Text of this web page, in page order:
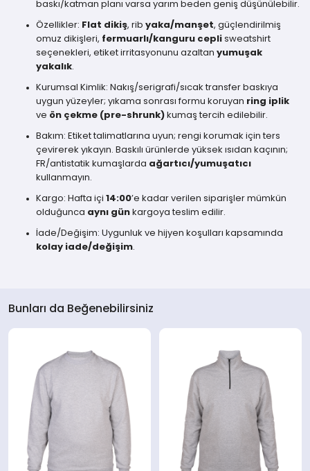
baskı/katman planı varsa yarım beden geniş düşünülebilir.
Özellikler: Flat dikiş, rib yaka/manşet, güçlendirilmiş
omuz dikişleri, fermuarlı/kanguru cepli sweatshirt
seçenekleri, etiket irritasyonunu azaltan yumuşak
yakalık
Kurumsal Kimlik: Nakış/serigrafi/sıcak transfer baskıya
uygun yüzeyler; yıkama sonrası formu koruyan ring iplik
ve ön çekme (pre-shrunk) kumaş tercih edilebilir.
Bakım: Etiket talimatlarına uyun; rengi korumak için ters
çevirerek yıkayın. Baskılı ürünlerde yüksek ısıdan kaçının;
FR/antistatik kumaşlarda ağartıcı/yumuşatıcı
kullanmayın.
Kargo: Hafta içi 14:00’e kadar verilen siparişler mümkün
olduğunca aynı gün kargoya teslim edilir.
İade/Değişim: Uygunluk ve hijyen koşulları kapsamında
kolay iade/değişim
Bunları da Beğenebilirsiniz